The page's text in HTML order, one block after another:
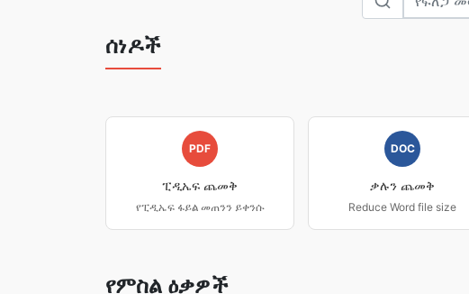
ሰነዶች
PDF
ፒዲኤፍ ጨመቅ
የፒዲኤፍ ፋይል መጠንን ይቀንሱ
DOC
ቃሉን ጨመቅ
Reduce Word file size
የምስል ዕቃዎች